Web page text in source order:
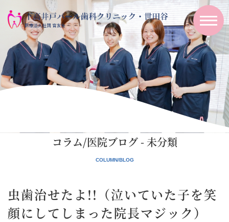
コラム/医院ブログ - 未分類
虫歯治せたよ!!（泣いていた子を笑
顔にしてしまった院長マジック）